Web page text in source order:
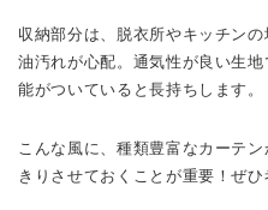
収納部分は、脱衣所やキッチン
油汚れが心配。通気性が良い生
能がついていると長持ちします。
こんな風に、種類豊富なカーテ
きりさせておくことが重要！ぜひ